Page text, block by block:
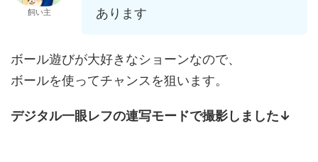
飼い主
あります
ボール遊びが大好きなショーンなので、
ボールを使ってチャンスを狙います。
デジタル一眼レフの連写モードで撮影しました↓